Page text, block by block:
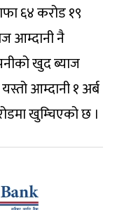
६४ करोड १९
आम्दानी नै
खुद ब्याज
आम्दानी १ अर्ब
खुम्चिएको छ ।